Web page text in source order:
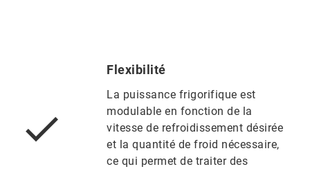
Flexibilité
La puissance frigorifique est
modulable en fonction de la
vitesse de refroidissement désirée
et la quantité de froid nécessaire,
ce qui permet de traiter des